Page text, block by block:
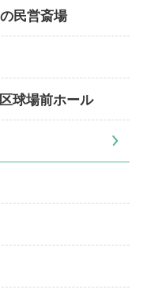
民営斎場
球場前ホール